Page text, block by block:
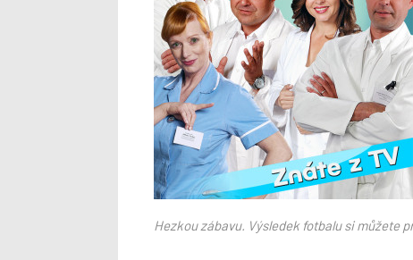
Hezkou zábavu. Výsledek fotbalu si můžete